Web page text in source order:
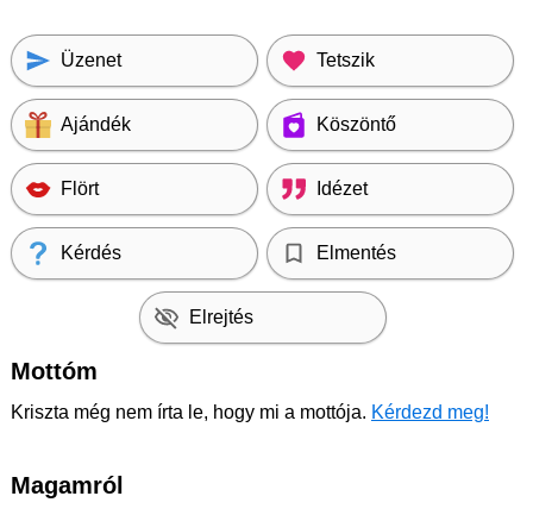
Üzenet Tetszik
Ajándék Köszöntő
Flört Idézet
Kérdés Elmentés
Elrejtés
Mottóm
Kriszta még nem írta le, hogy mi a mottója. Kérdezd meg!
Magamról